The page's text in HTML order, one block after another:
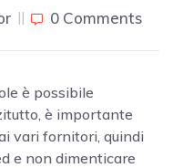
0 Comments
è possibile
è importante
vari fornitori, quindi
e non dimenticare